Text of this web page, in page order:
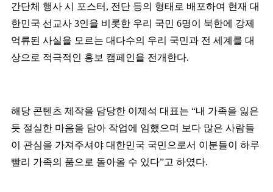
간단체 행사 시 포스터 , 전단 등의 형태로 배포하여 현재 대
한민국 선교사 3인을 비롯한 우리 국민 6명이 북한에 강제
억류된 사실을 모르는 대다수의 우리 국민과 전 세계를 대
상으로 적극적인 홍보 캠페인을 전개한다.
해당 콘텐츠 제작을 담당한 이제석 대표는 “내 가족을 잃은
듯 절실한 마음을 담아 작업에 임했으며 보다 많은 사람들
이 관심을 가져주셔야 대한민국 국민으로서 이분들이 하루
빨리 가족의 품으로 돌아올 수 있다”고 하였다.